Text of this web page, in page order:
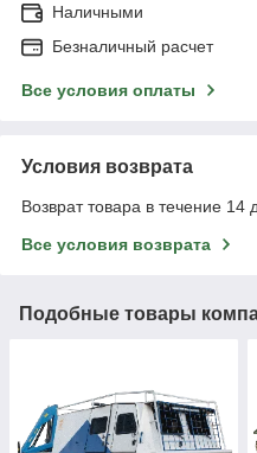
Наличными
Безналичный расчет
Все условия оплаты
Условия возврата
Возврат товара в течение 14
Все условия возврата
Подобные товары